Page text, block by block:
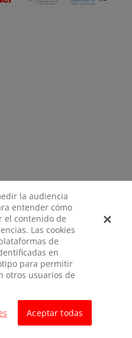
COOKIES
la audiencia
entender cómo
el contenido de
Las cookies
de
en
para permitir
otros usuarios de
Aceptar todas